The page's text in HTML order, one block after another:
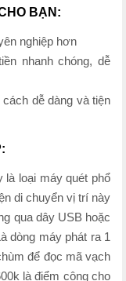
BẠN:
nghiệp hơn
nhanh chóng, dễ
dễ dàng và tiện
loại máy quét phổ
di chuyển vị trí này
qua dây USB hoặc
dòng máy phát ra 1
để đọc mã vạch
là điểm cộng cho